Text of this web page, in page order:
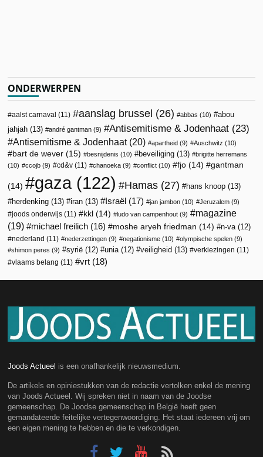
ONDERWERPEN
aalst carnaval (11) aanslag brussel (26) abbas (10)
abou
jahjah (13) andré gantman (9) Antisemitisme & Jodenhaat (23)
Antisemitisme & Jodenhaat(20) apartheid (9) Auschwitz (10)
bart de wever (15) besnijdenis (10) beveiliging (13)
brigitte herremans
(10)
ccojb (9) cd&v (11) chanoeka (9) conflict (10) fjo (14) gantman
(14) gaza (122) Hamas (27) hans knoop (13)
herdenking (13) iran (13) Israël (17) jan jambon (10) Jeruzalem (9)
joods onderwijs (11) kkl (14) ludo van campenhout (9)
magazine
(19)
michael freilich (16) moshe aryeh friedman (14) n-va (12)
nederland (11) nederzettingen (9) negationisme (10) olympische spelen (9)
shimon peres (9) syrië (12) unia (12) veiligheid (13) verkiezingen (11)
vlaams belang (11) vrt (18)
Joods Actueel is een onafhankelijk nieuwsmedium.
De artikels en opiniestukken van de redactie vertolken enkel de mening
van Joods Actueel. Wij spreken niet in naam van de Joodse
gemeenschap. De Joodse gemeenschap in België heeft geen
gemandateerde feitelijke vertegenwoordiging. Het staat iedereen vrij om
een eigen mening te hebben en die te verkondigen.